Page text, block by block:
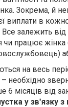
Зокрема, й
виплати в
залежить від
чи працює
на весь
необхідно
6 місяців від
у зв'язку з